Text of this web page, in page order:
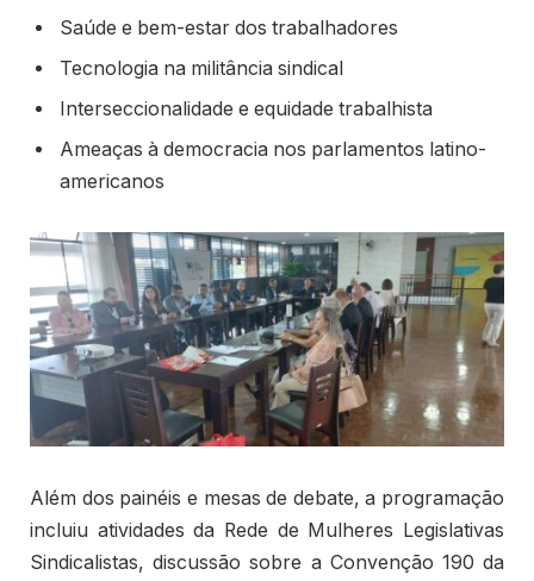
Saúde e bem-estar dos trabalhadores
Tecnologia na militância sindical
Interseccionalidade e equidade trabalhista
Ameaças à democracia nos parlamentos latino-
americanos
Além dos painéis e mesas de debate, a programação
incluiu atividades da Rede de Mulheres Legislativas
Sindicalistas, discussão sobre a Convenção 190 da